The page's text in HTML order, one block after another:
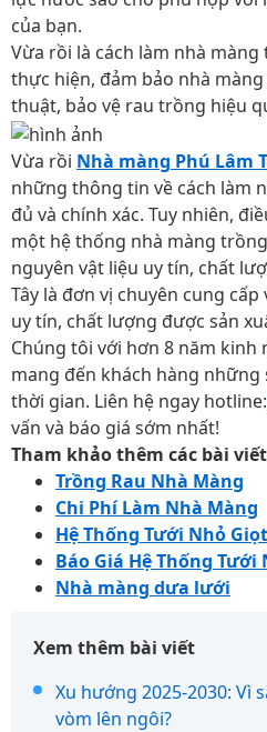
của bạn.
Vừa rồi là cách làm nhà
thực hiện, đảm bảo nhà
thuật, bảo vệ rau trồng hiệu
Vừa rồi Nhà màng Phú Lâm
những thông tin về cách làm
đủ và chính xác. Tuy nhiên,
một hệ thống nhà màng
nguyên vật liệu uy tín, chất
Tây là đơn vị chuyên cung
uy tín, chất lượng được sản
Chúng tôi với hơn 8 năm kinh
mang đến khách hàng
thời gian. Liên hệ ngay hotline:
vấn và báo giá sớm nhất!
Tham khảo thêm các bài
Trồng Rau Nhà Màng
Chi Phí Làm Nhà Màng
Hệ Thống Tưới Nhỏ
Báo Giá Hệ Thống Tưới
Nhà màng dưa lưới
Xem thêm bài viết
Xu hướng 2025-2030: Vì
vòm lên ngôi?